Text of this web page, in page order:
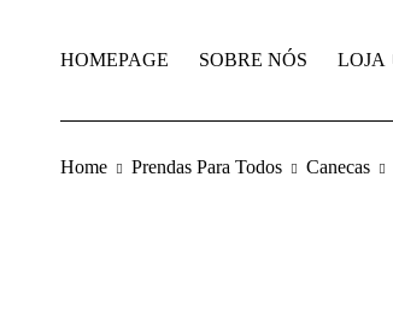
HOMEPAGE SOBRE NÓS LOJA
Home Prendas Para Todos Canecas